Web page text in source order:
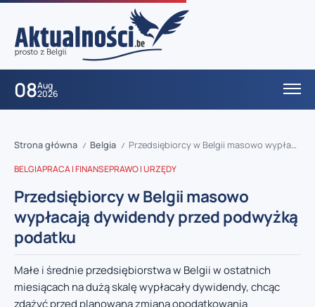
08Aug
2026
Strona główna / Belgia / Przedsiębiorcy w Belgii masowo wypłacają dywidendy przed podwyżką podatku
BELGIAPRACA I FINANSEPRAWO I URZĘDY
Przedsiębiorcy w Belgii masowo
wypłacają dywidendy przed podwyżką
podatku
Małe i średnie przedsiębiorstwa w Belgii w ostatnich
miesiącach na dużą skalę wypłacały dywidendy, chcąc
zdążyć przed planowaną zmianą opodatkowania